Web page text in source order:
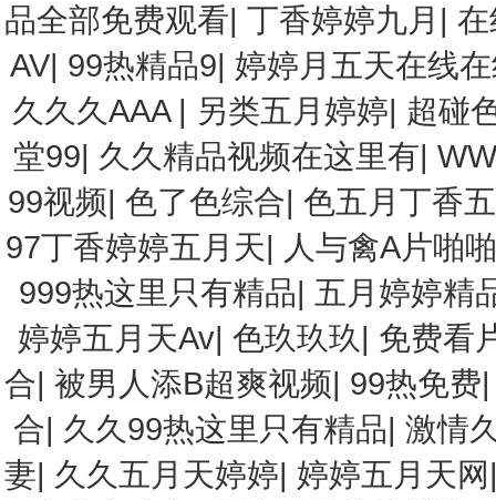
品全部免费观看|丁香婷婷九月 |
AV| 99热精品9| 婷婷月五天在线
久久久AAA | 另类五月婷婷| 超碰
堂99| 久久精品视频在这里有|
99视频| 色了色综合| 色五月丁香
97丁香婷婷五月天| 人与禽A片啪啪
999热这里只有精品| 五月婷婷精
婷婷五月天Av| 色玖玖玖| 免费看
合| 被男人添B超爽视频| 99热免费
合| 久久99热这里只有精品|激情
妻| 久久五月天婷婷| 婷婷五月天网